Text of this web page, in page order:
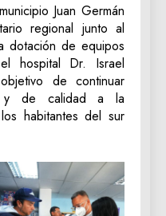
Juan Germán
regional junto al
dotación de equipos
hospital Dr. Israel
de continuar
y de calidad a la
habitantes del sur